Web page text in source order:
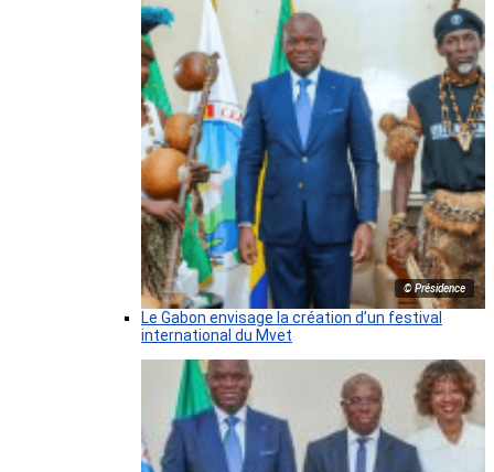
© Présidence
Le Gabon envisage la création d’un festival
international du Mvet